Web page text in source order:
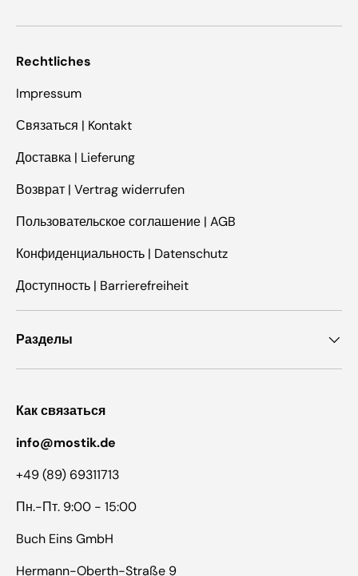
Rechtliches
Impressum
Связаться | Kontakt
Доставка | Lieferung
Возврат | Vertrag widerrufen
Пользовательское соглашение | AGB
Конфиденциальность | Datenschutz
Доступность | Barrierefreiheit
Разделы
Как связаться
info@mostik.de
+49 (89) 69311713
Пн.-Пт. 9:00 - 15:00
Buch Eins GmbH
Hermann-Oberth-Straße 9